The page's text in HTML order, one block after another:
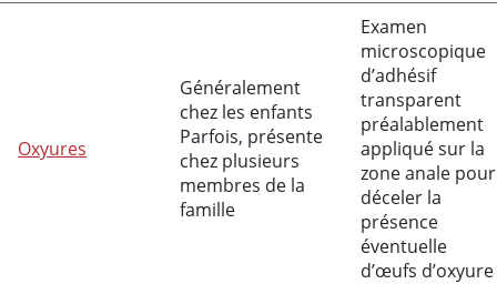
Oxyures
Généralement
chez les enfants
Parfois, présente
chez plusieurs
membres de la
famille
Examen
microscopique
d’adhésif
transparent
préalablement
appliqué sur la
zone anale pour
déceler la
présence
éventuelle
d’œufs d’oxyure